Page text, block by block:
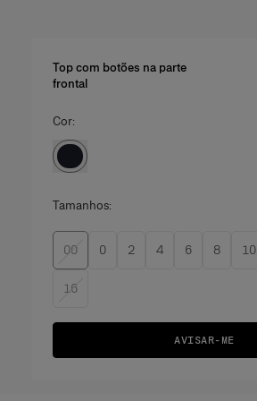
Top com botões na parte
frontal
Cor:
Tamanhos:
00 0 2 4 6 8 10
16
AVISAR-ME